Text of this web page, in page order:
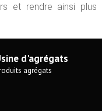
et rendre ainsi plus
d'agrégats
agrégats